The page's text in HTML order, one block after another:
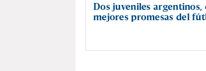
Dos juveniles argentinos,
mejores promesas del